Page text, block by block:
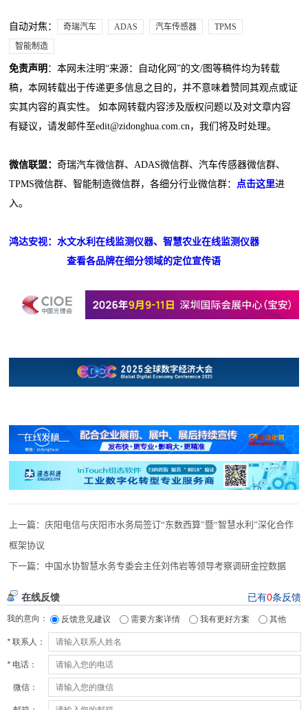
自动对焦： 奇瑞汽车 ADAS 汽车传感器
TPMS
智能制造
免责声明 ：本网未注明“来源：自动化网”的文/图等稿件均为转载
稿，本网转载出于传递更多信息之目的，并不意味着赞同其观点或证
实其内容的真实性。 如本网转载内容涉及版权问题以及对文章内容
有疑议，请发邮件至edit@zidonghua.com.cn，我们将及时处理。
微信联盟：奇瑞汽车微信群、ADAS微信群、汽车传感器微信群、
TPMS微信群、智能制造微信群，各细分行业微信群：
点击这里进
入。
鸿达安视：水文水利在线监测仪器、智慧农业在线监测仪器
查看各品牌在细分领域的定位宣传语
上一篇： 庆阳电信与庆阳市水务局签订“东数西算”暨“智慧水利”深化合作
框架协议
下一篇： 中国水协智慧水务专委会主任刘伟岩等领导考察调研金控数据